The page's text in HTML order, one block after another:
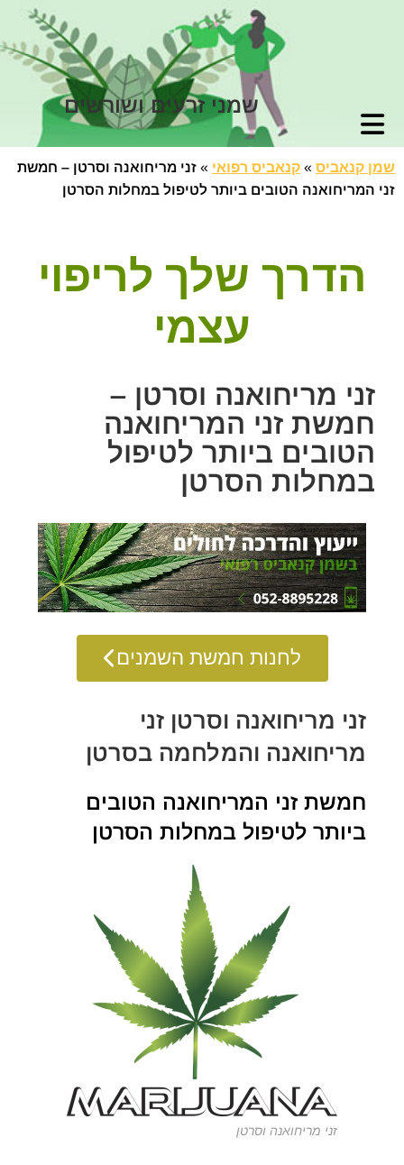
שמני זרעים ושורשים
שמן קנאביס » קנאביס רפואי » זני מריחואנה וסרטן – חמשת
זני המריחואנה הטובים ביותר לטיפול במחלות הסרטן
הדרך שלך לריפוי
עצמי
זני מריחואנה וסרטן –
חמשת זני המריחואנה
הטובים ביותר לטיפול
במחלות הסרטן
לחנות חמשת השמנים
זני מריחואנה וסרטן זני
מריחואנה והמלחמה בסרטן
חמשת זני המריחואנה הטובים
ביותר לטיפול במחלות הסרטן
זני מריחואנה וסרטן